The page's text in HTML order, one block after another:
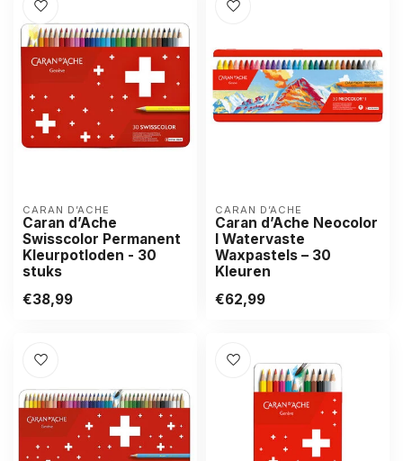
CARAN D’ACHE
Caran d’Ache
Swisscolor Permanent
Kleurpotloden - 30
stuks
€38,99
CARAN D’ACHE
Caran d’Ache Neocolor
I Watervaste
Waxpastels – 30
Kleuren
€62,99